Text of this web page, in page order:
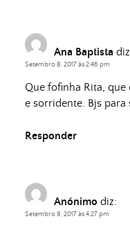
Ana Baptista
Setembro 8, 2017 às 2:46 pm
Que fofinha Rita,
e sorridente. Bjs para
Responder
Anónimo diz:
Setembro 8, 2017 às 4:27 pm